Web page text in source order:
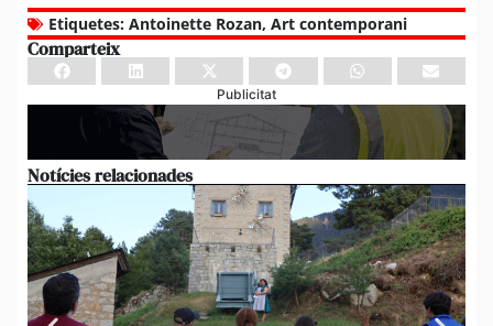
Etiquetes: Antoinette Rozan, Art contemporani
Comparteix
Publicitat
Notícies relacionades